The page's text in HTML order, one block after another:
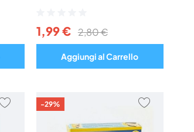
1,99 € 2,80 €
Aggiungi al Carrello
AGGIUNGI
-29%